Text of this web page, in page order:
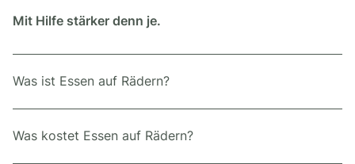
Mit Hilfe stärker denn je.
Was ist Essen auf Rädern?
Was kostet Essen auf Rädern?